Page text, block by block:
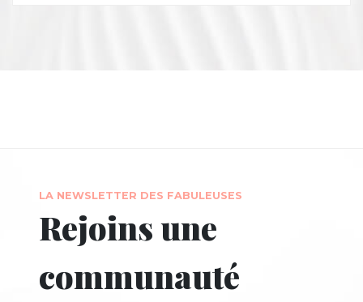
LA NEWSLETTER DES FABULEUSES
Rejoins une
communauté